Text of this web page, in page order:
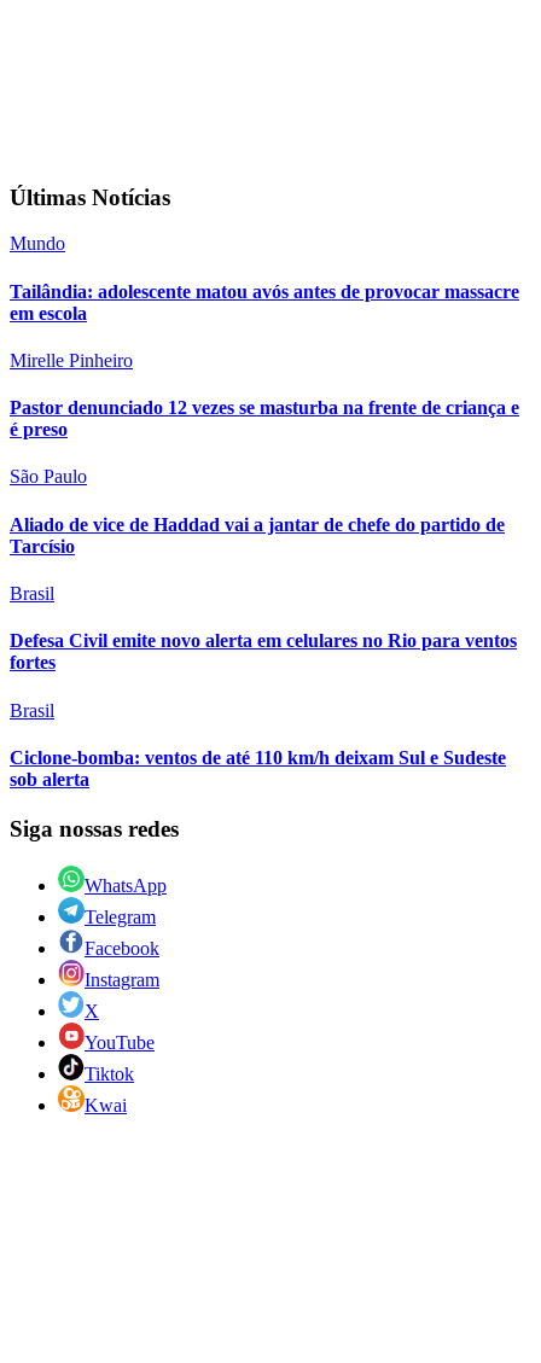
Últimas Notícias
Mundo
Tailândia: adolescente matou avós antes de provocar massacre
em escola
Mirelle Pinheiro
Pastor denunciado 12 vezes se masturba na frente de criança e
é preso
São Paulo
Aliado de vice de Haddad vai a jantar de chefe do partido de
Tarcísio
Brasil
Defesa Civil emite novo alerta em celulares no Rio para ventos
fortes
Brasil
Ciclone-bomba: ventos de até 110 km/h deixam Sul e Sudeste
sob alerta
Siga nossas redes
WhatsApp
Telegram
Facebook
Instagram
X
YouTube
Tiktok
Kwai